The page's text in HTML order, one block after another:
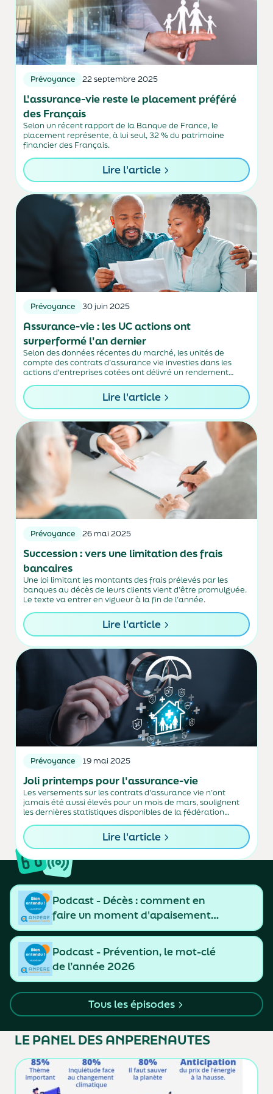
Prévoyance 22 septembre 2025
L'assurance-vie reste le placement préféré
des Français
Selon un récent rapport de la Banque de France, le
placement représente, à lui seul, 32 % du patrimoine
financier des Français.
Lire l'article
Prévoyance 30 juin 2025
Assurance-vie : les UC actions ont
surperformé l'an dernier
Selon des données récentes du marché, les unités de
compte des contrats d’assurance vie investies dans les
actions d'entreprises cotées ont délivré un rendement
Lire l'article
Prévoyance 26 mai 2025
Succession : vers une limitation des frais
bancaires
Une loi limitant les montants des frais prélevés par les
banques au décès de leurs clients vient d’être promulguée.
Le texte va entrer en vigueur à la fin de l’année.
Lire l'article
Prévoyance 19 mai 2025
Joli printemps pour l'assurance-vie
Les versements sur les contrats d'assurance vie n’ont
jamais été aussi élevés pour un mois de mars, soulignent
les dernières statistiques disponibles de la fédération
Lire l'article
Podcast - Décès : comment en
faire un moment d'apaisement
et de resserrement des liens
Podcast - Prévention, le mot-clé
de l’année 2026
Tous les épisodes
LE PANELDES ANPERENAUTES